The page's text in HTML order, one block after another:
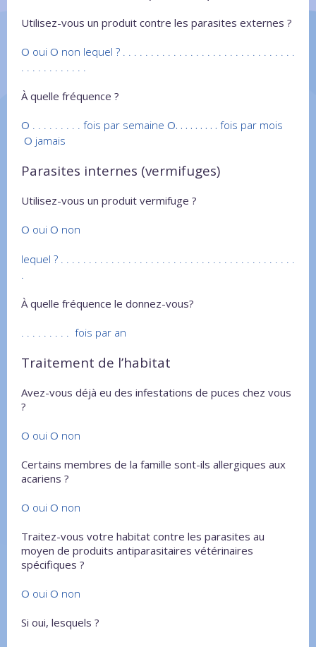
Utilisez-vous un produit contre les parasites externes ?
O oui O non lequel ? . . . . . . . . . . . . . . . . . . . . . . . . . . . . . . .
. . . . . . . . . . . .
À quelle fréquence ?
O . . . . . . . . . fois par semaine O. . . . . . . . . fois par mois
O jamais
Parasites internes (vermifuges)
Utilisez-vous un produit vermifuge ?
O oui O non
lequel ? . . . . . . . . . . . . . . . . . . . . . . . . . . . . . . . . . . . . . . . . . .
.
À quelle fréquence le donnez-vous?
. . . . . . . . . fois par an
Traitement de l’habitat
Avez-vous déjà eu des infestations de puces chez vous
?
O oui O non
Certains membres de la famille sont-ils allergiques aux
acariens ?
O oui O non
Traitez-vous votre habitat contre les parasites au
moyen de produits antiparasitaires vétérinaires
spécifiques ?
O oui O non
Si oui, lesquels ?